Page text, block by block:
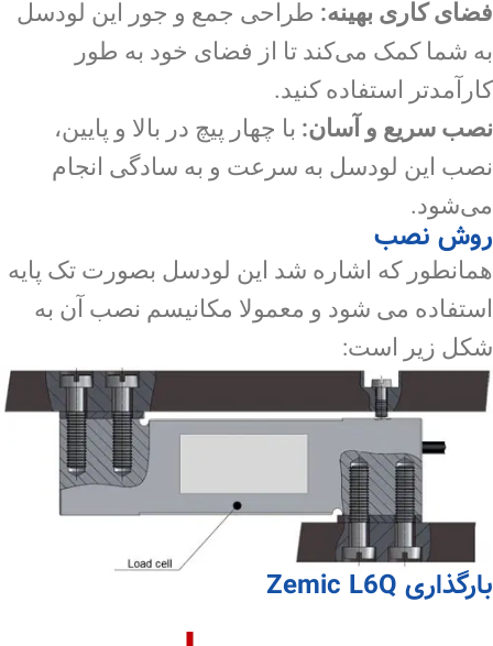
فضای کاری بهینه: طراحی جمع و جور این لودسل
به شما کمک می‌کند تا از فضای خود به طور
کارآمدتر استفاده کنید.
نصب سریع و آسان: با چهار پیچ در بالا و پایین،
نصب این لودسل به سرعت و به سادگی انجام
می‌شود.
روش نصب
همانطور که اشاره شد این لودسل بصورت تک پایه
استفاده می شود و معمولا مکانیسم نصب آن به
شکل زیر است:
بارگذاری Zemic L6Q